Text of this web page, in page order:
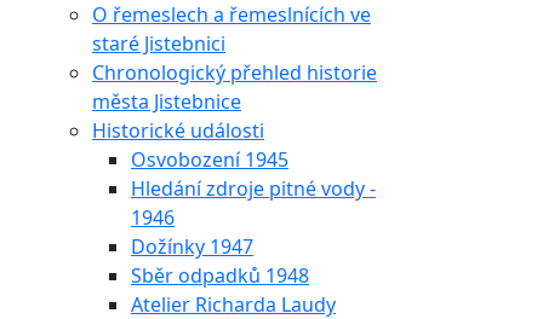
O řemeslech a řemeslnících ve
staré Jistebnici
Chronologický přehled historie
města Jistebnice
Historické události
Osvobození 1945
Hledání zdroje pitné vody -
1946
Dožínky 1947
Sběr odpadků 1948
Atelier Richarda Laudy